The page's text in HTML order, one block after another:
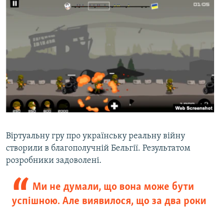
Віртуальну гру про українську реальну війну
створили в благополучній Бельгії. Результатом
розробники задоволені.
Ми не думали, що вона може бути
успішною. Але виявилося, що за два роки